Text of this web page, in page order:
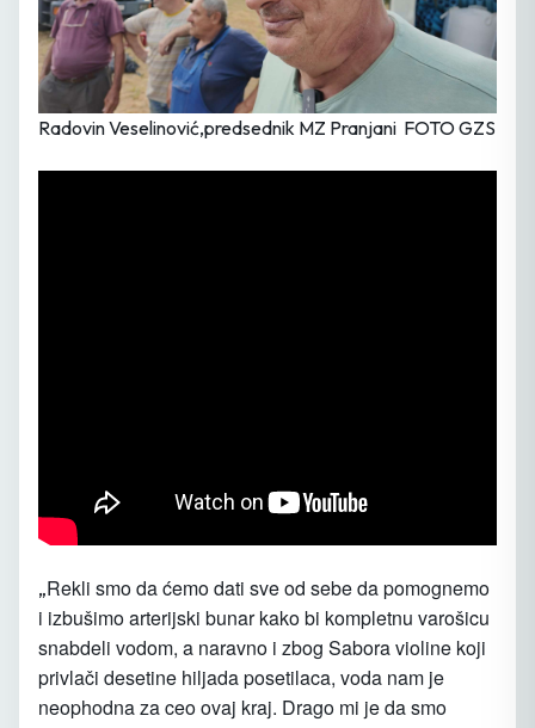
Radovin Veselinović,predsednik MZ Pranjani FOTO GZS
„Rekli smo da ćemo dati sve od sebe da pomognemo
i izbušimo arterijski bunar kako bi kompletnu varošicu
snabdeli vodom, a naravno i zbog Sabora violine koji
privlači desetine hiljada posetilaca, voda nam je
neophodna za ceo ovaj kraj. Drago mi je da smo